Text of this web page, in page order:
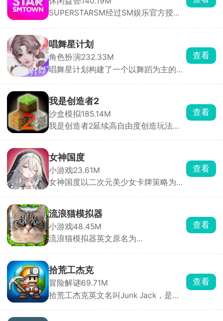
SUPERSTARSM经过SM娱乐官方授
到判定线的瞬间点击屏幕完成击打，精
准敲击即可积累分数、推进曲目演奏。
除此之外，游戏还搭载了完整的闯关养
成体系与实时PK竞技两大核心系统。满
唱舞星计划
角色扮演232.33M
唱舞星计划构建了一个以舞蹈为主的幻
衣服，用跳舞的方式与其他玩家同台竞
技，提升自己的艺术品鉴能力和身体灵
活性。游戏中有大量的音乐曲库，环境
也可以自由探索，努力成为你心目中的
查看
我是创造者2
沙盒模拟185.14M
我是创造者2延续高自由度创造玩法并
造者，踏入一片由立体像素方块搭建而
成的广袤开放世界，把脑海中的构想变
为可触摸、可漫游、可欣赏的专属像素
世界，让创造的乐趣与成就感被无限放
查看
女神国度
小游戏23.61M
女神国度以二次元美少女卡牌策略为主
女，她们外貌各异、技能定位不同，可
自由搭配阵容释放全力。游戏主打放置
闯关自动战斗，支持跳过战斗与离线挂
机，解放双手轻松养成。
查看
流浪猫模拟器
小游戏48.45M
流浪猫模拟器英文原名为
只渺小的流浪猫咪，置身于繁华却又危
机四伏的城市之中，体验颠沛流离、步
步惊心的流浪生活。
查看
拾荒工杰克
冒险解谜69.71M
拾荒工杰克英文名叫Junk Jack，是一
查看